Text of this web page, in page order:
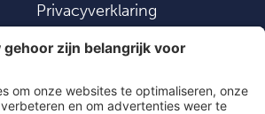
Privacyverklaring
Instellingen
voorwaarden